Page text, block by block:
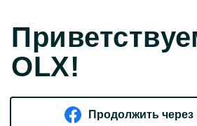
OLX!
Продолжить через